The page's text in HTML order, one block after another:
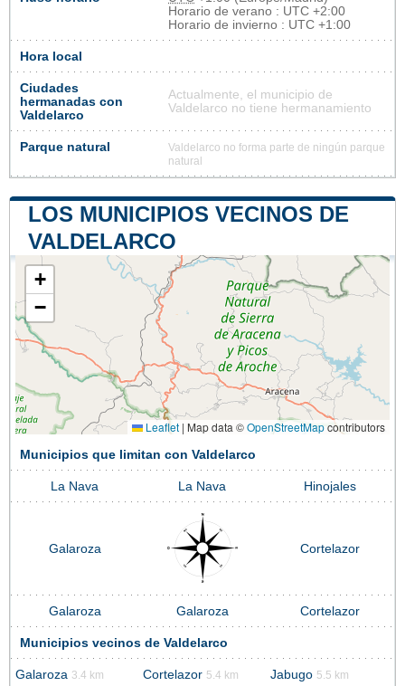
Horario de verano : UTC +2:00
Horario de invierno : UTC +1:00
Hora local
Ciudades
hermanadas con
Valdelarco
Actualmente, el municipio de
Valdelarco no tiene hermanamiento
Parque natural
Valdelarco no forma parte de ningún parque
natural
LOS MUNICIPIOS VECINOS DE
VALDELARCO
+
−
Leaflet | Map data ©OpenStreetMapcontributors
Municipios que limitan con Valdelarco
La Nava La Nava Hinojales
Galaroza Cortelazor
Galaroza Galaroza Cortelazor
Municipios vecinos de Valdelarco
Galaroza 3.4 km Cortelazor 5.4 km Jabugo 5.5 km